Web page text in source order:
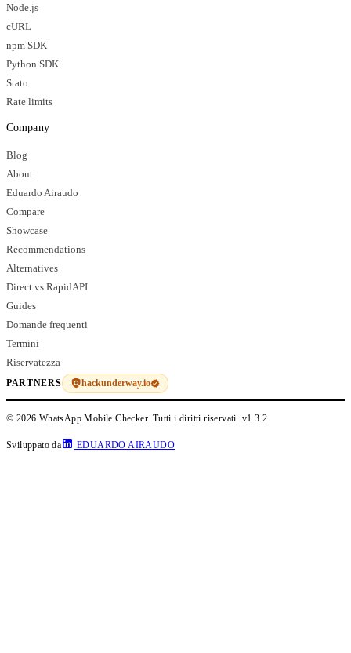
Node.js
cURL
npm SDK
Python SDK
Stato
Rate limits
Company
Blog
About
Eduardo Airaudo
Compare
Showcase
Recommendations
Alternatives
Direct vs RapidAPI
Guides
Domande frequenti
Termini
Riservatezza
PARTNERS hackunderway.io
© 2026 WhatsApp Mobile Checker. Tutti i diritti riservati. v1.3.2
Sviluppato da EDUARDO AIRAUDO